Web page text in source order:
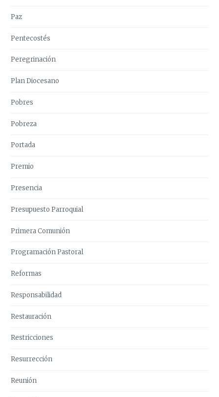
Paz
Pentecostés
Peregrinación
Plan Diocesano
Pobres
Pobreza
Portada
Premio
Presencia
Presupuesto Parroquial
Primera Comunión
Programación Pastoral
Reformas
Responsabilidad
Restauración
Restricciones
Resurrección
Reunión